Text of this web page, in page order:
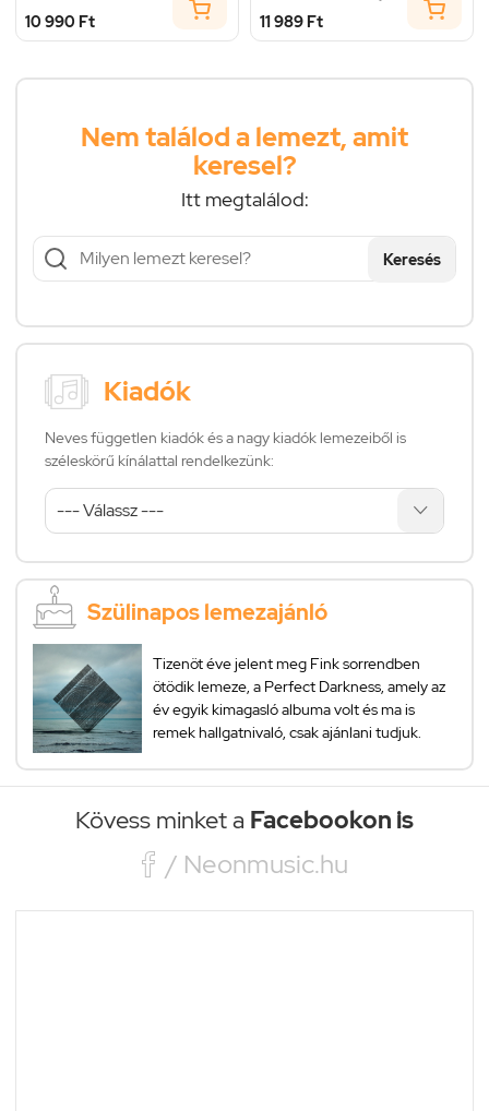
10 990 Ft 11 989 Ft
Nem találod a lemezt, amit
keresel?
Itt megtalálod:
Keresés
Kiadók
Neves független kiadók és a nagy kiadók lemezeiből is
széleskörű kínálattal rendelkezünk:
Szülinapos lemezajánló
Tizenöt éve jelent meg Fink sorrendben
ötödik lemeze, a Perfect Darkness, amely az
év egyik kimagasló albuma volt és ma is
remek hallgatnivaló, csak ajánlani tudjuk.
Kövess minket a Facebookon is
 / Neonmusic.hu